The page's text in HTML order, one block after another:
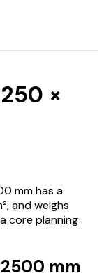
×
mm has a
and weighs
core planning
mm